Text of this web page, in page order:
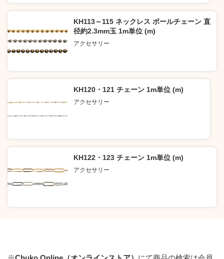
KH113～115 ネックレス ボールチェーン 直
径約2.3mm玉 1m単位 (m)
アクセサリー
KH120・121 チェーン 1m単位 (m)
アクセサリー
KH122・123 チェーン 1m単位 (m)
アクセサリー